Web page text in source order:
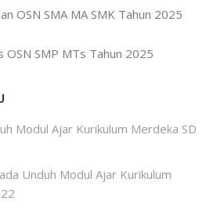
OSN SMA MA SMK Tahun 2025
OSN SMP MTs Tahun 2025
Modul Ajar Kurikulum Merdeka SD
Unduh Modul Ajar Kurikulum